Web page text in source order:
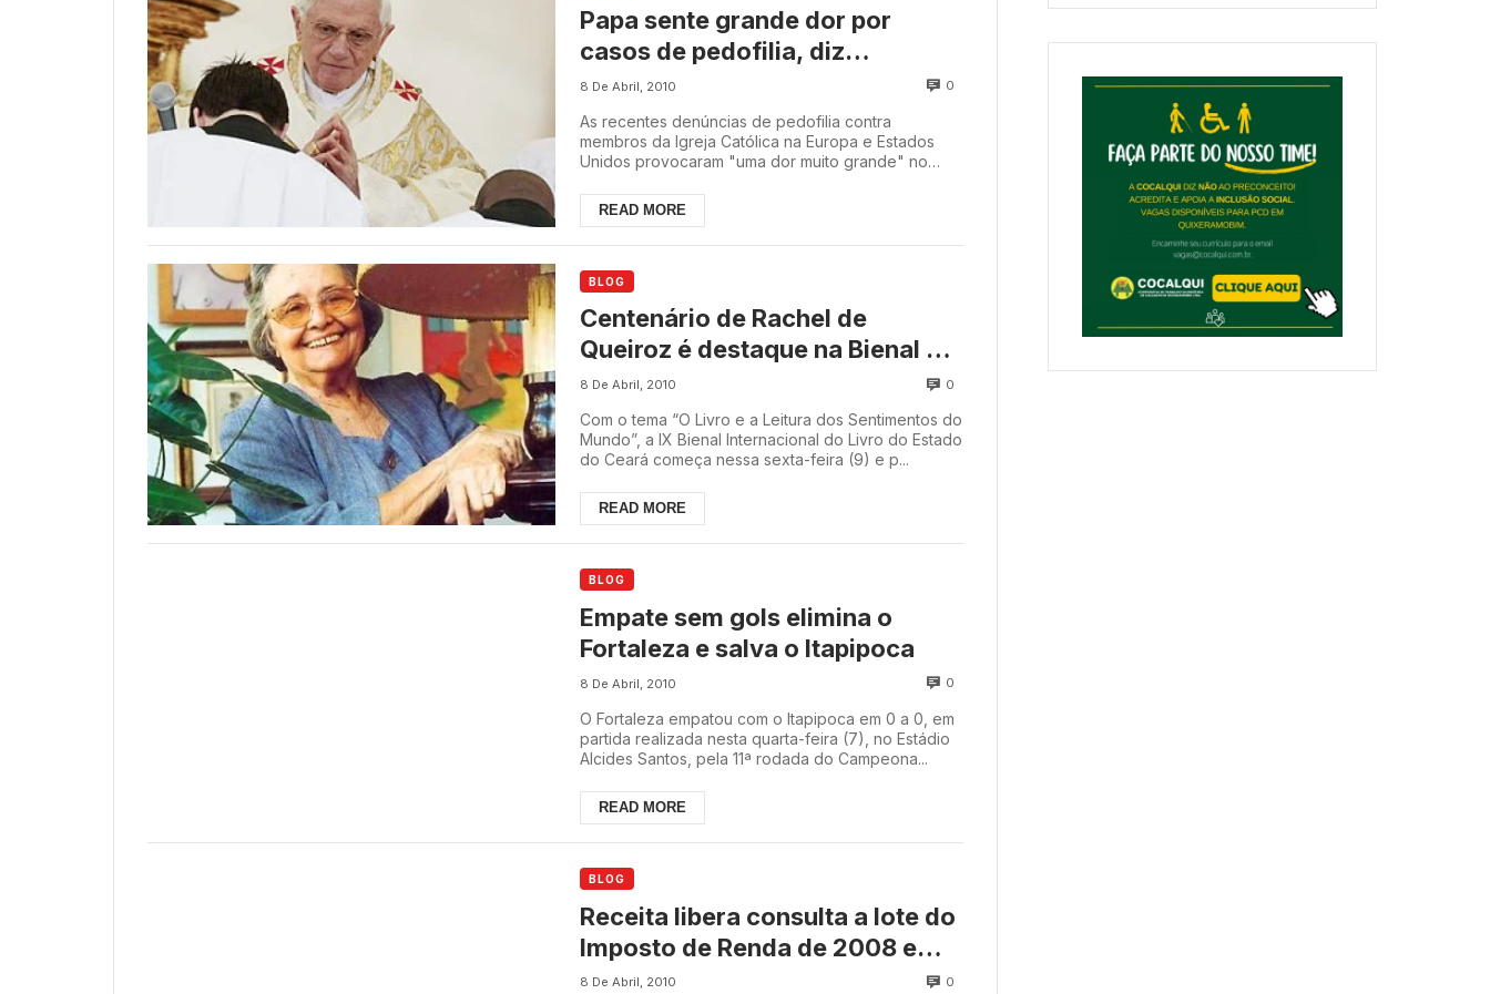
Papa sente grande dor por
casos de pedofilia, diz
secretário
8 De Abril, 2010 0
As recentes denúncias de pedofilia contra
membros da Igreja Católica na Europa e Estados
Unidos provocaram "uma dor muito grande" no
READ MORE
BLOG
Centenário de Rachel de
Queiroz é destaque na Bienal do
Livro
8 De Abril, 2010 0
Com o tema “O Livro e a Leitura dos Sentimentos do
Mundo”, a IX Bienal Internacional do Livro do Estado
do Ceará começa nessa sexta-feira (9) e p...
READ MORE
BLOG
Empate sem gols elimina o
Fortaleza e salva o Itapipoca
8 De Abril, 2010 0
O Fortaleza empatou com o Itapipoca em 0 a 0, em
partida realizada nesta quarta-feira (7), no Estádio
Alcides Santos, pela 11ª rodada do Campeona...
READ MORE
BLOG
Receita libera consulta a lote do
Imposto de Renda de 2008 e
2009
8 De Abril, 2010 0